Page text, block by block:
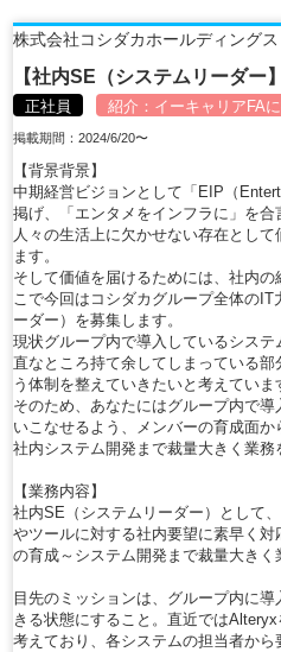
株式会社コシダカホールディングス
【社内SE（システムリーダー
正社員 紹介： イーキャリアFA
掲載期間：2024/6/20〜
【背景背景】
中期経営ビジョンとして「EIP（
掲げ、「エンタメをインフラに」を
人々の生活上に欠かせない存在とし
ます。
そして価値を届けるためには、社内
こで今回はコシダカグループ全体のIT
ーダー）を募集します。
現状グループ内で導入しているシス
直なところ持て余してしまっている
う体制を整えていきたいと考えていま
そのため、あなたにはグループ内で
いこなせるよう、メンバーの育成面
社内システム開発まで裁量大きく業務
【業務内容】
社内SE（システムリーダー）として
やツールに対する社内要望に素早く
の育成～システム開発まで裁量大きく
目先のミッションは、グループ内に
きる状態にすること。直近では
考えており、各システムの担当者か